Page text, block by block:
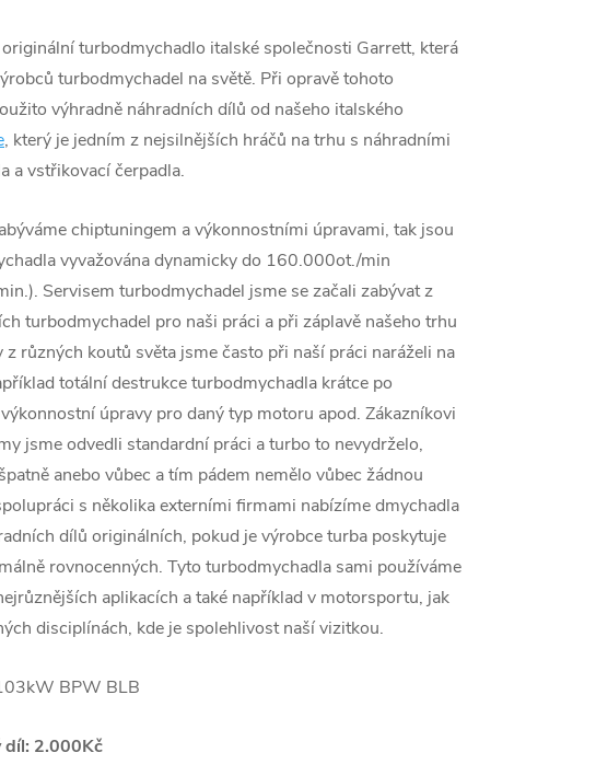
turbodmychadlo italské společnosti Garrett, která
turbodmychadel na světě. Při opravě tohoto
výhradně náhradních dílů od našeho italského
, který je jedním z nejsilnějších hráčů na trhu s náhradními
a vstřikovací čerpadla.
chiptuningem a výkonnostními úpravami, tak jsou
vyvažována dynamicky do 160.000ot./min
Servisem turbodmychadel jsme se začali zabývat z
turbodmychadel pro naši práci a při záplavě našeho trhu
různých koutů světa jsme často při naší práci naráželi na
totální destrukce turbodmychadla krátce po
úpravy pro daný typ motoru apod. Zákazníkovi
jsme odvedli standardní práci a turbo to nevydrželo,
anebo vůbec a tím pádem nemělo vůbec žádnou
s několika externími firmami nabízíme dmychadla
dílů originálních, pokud je výrobce turba poskytuje
rovnocenných. Tyto turbodmychadla sami používáme
aplikacích a také například v motorsportu, jak
disciplínách, kde je spolehlivost naší vizitkou.
BPW BLB
díl: 2.000Kč